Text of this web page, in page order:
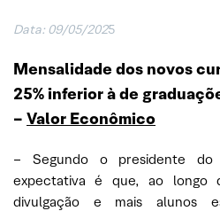
Data: 09/05/2025
Mensalidade dos novos
25% inferior à de
– Valor Econômico
– Segundo o presidente
expectativa é que, ao longo
divulgação e mais alunos